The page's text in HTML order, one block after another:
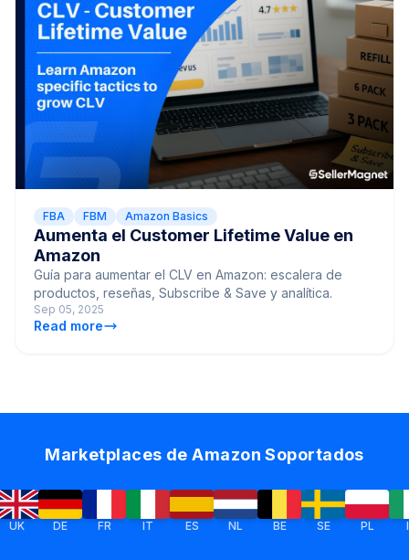
FBA FBM Amazon Basics
Aumenta el Customer Lifetime Value en
Amazon
Guía para aumentar el CLV en Amazon: escalera de
productos, reseñas, Subscribe & Save y analítica.
Sep 05, 2025
Read more
Marketplaces de Amazon Soportados
DE FR IT ES NL BE SE PL IE